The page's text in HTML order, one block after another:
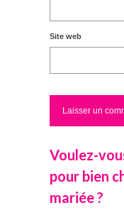
Site web
Voulez-
pour bien
mariée ?